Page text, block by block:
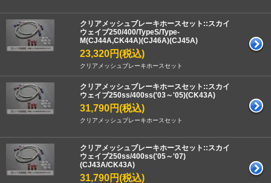
クリアメッシュブレーキホースセット::スカイ
ウェイブ250/400/TypeS/Type-
M(CJ44A,CK44A)(CJ46A)(CJ45A)
23,320円(税込)
クリアメッシュブレーキホースセット
クリアメッシュブレーキホースセット::スカイ
ウェイブ250ss/400ss('03～'05)(CK43A)
31,790円(税込)
クリアメッシュブレーキホースセット
クリアメッシュブレーキホースセット::スカイ
ウェイブ250ss/400ss('05～'07)
(CJ43A/CK43A)
31,790円(税込)